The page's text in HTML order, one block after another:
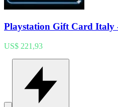
Playstation Gift Card Italy
US$ 221,93